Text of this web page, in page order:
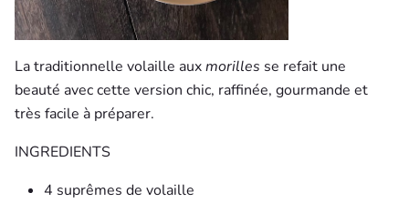
La traditionnelle volaille auxmorilles se refait une
beauté avec cette version chic, raffinée, gourmande et
très facile à préparer.
INGREDIENTS
4 suprêmes de volaille